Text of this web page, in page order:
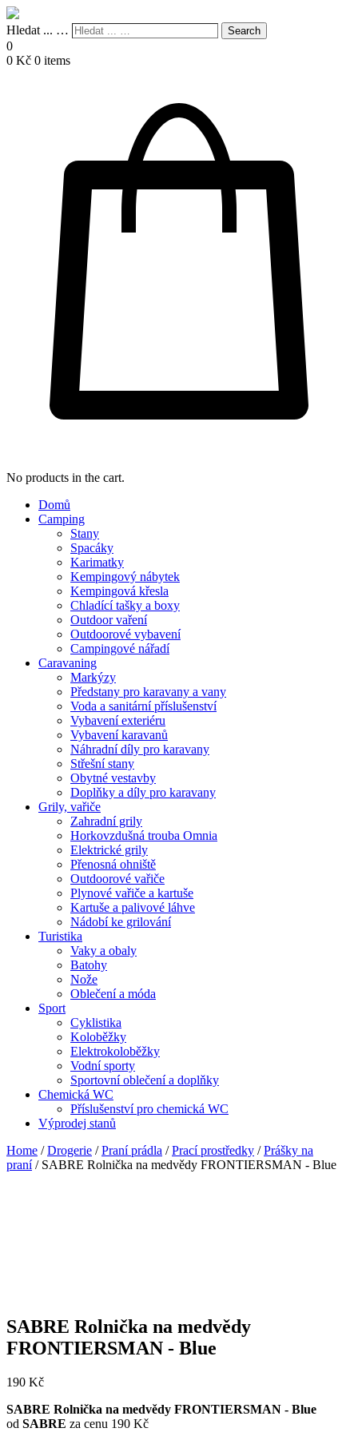
Hledat ... … Search
0
0 Kč 0 items
No products in the cart.
Domů
Camping
Stany
Spacáky
Karimatky
Kempingový nábytek
Kempingová křesla
Chladící tašky a boxy
Outdoor vaření
Outdoorové vybavení
Campingové nářadí
Caravaning
Markýzy
Předstany pro karavany a vany
Voda a sanitární příslušenství
Vybavení exteriéru
Vybavení karavanů
Náhradní díly pro karavany
Střešní stany
Obytné vestavby
Doplňky a díly pro karavany
Grily, vařiče
Zahradní grily
Horkovzdušná trouba Omnia
Elektrické grily
Přenosná ohniště
Outdoorové vařiče
Plynové vařiče a kartuše
Kartuše a palivové láhve
Nádobí ke grilování
Turistika
Vaky a obaly
Batohy
Nože
Oblečení a móda
Sport
Cyklistika
Koloběžky
Elektrokoloběžky
Vodní sporty
Sportovní oblečení a doplňky
Chemická WC
Příslušenství pro chemická WC
Výprodej stanů
Home /Drogerie /Praní prádla /Prací prostředky /Prášky na
praní/ SABRE Rolnička na medvědy FRONTIERSMAN - Blue
SABRE Rolnička na medvědy
FRONTIERSMAN - Blue
190 Kč
SABRE Rolnička na medvědy FRONTIERSMAN - Blue
od SABRE za cenu 190 Kč